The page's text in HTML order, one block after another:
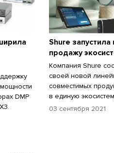
DMP
Shure
продажу
Компания Shure
своей новой
совместимых
в единую
03 сентября 2021